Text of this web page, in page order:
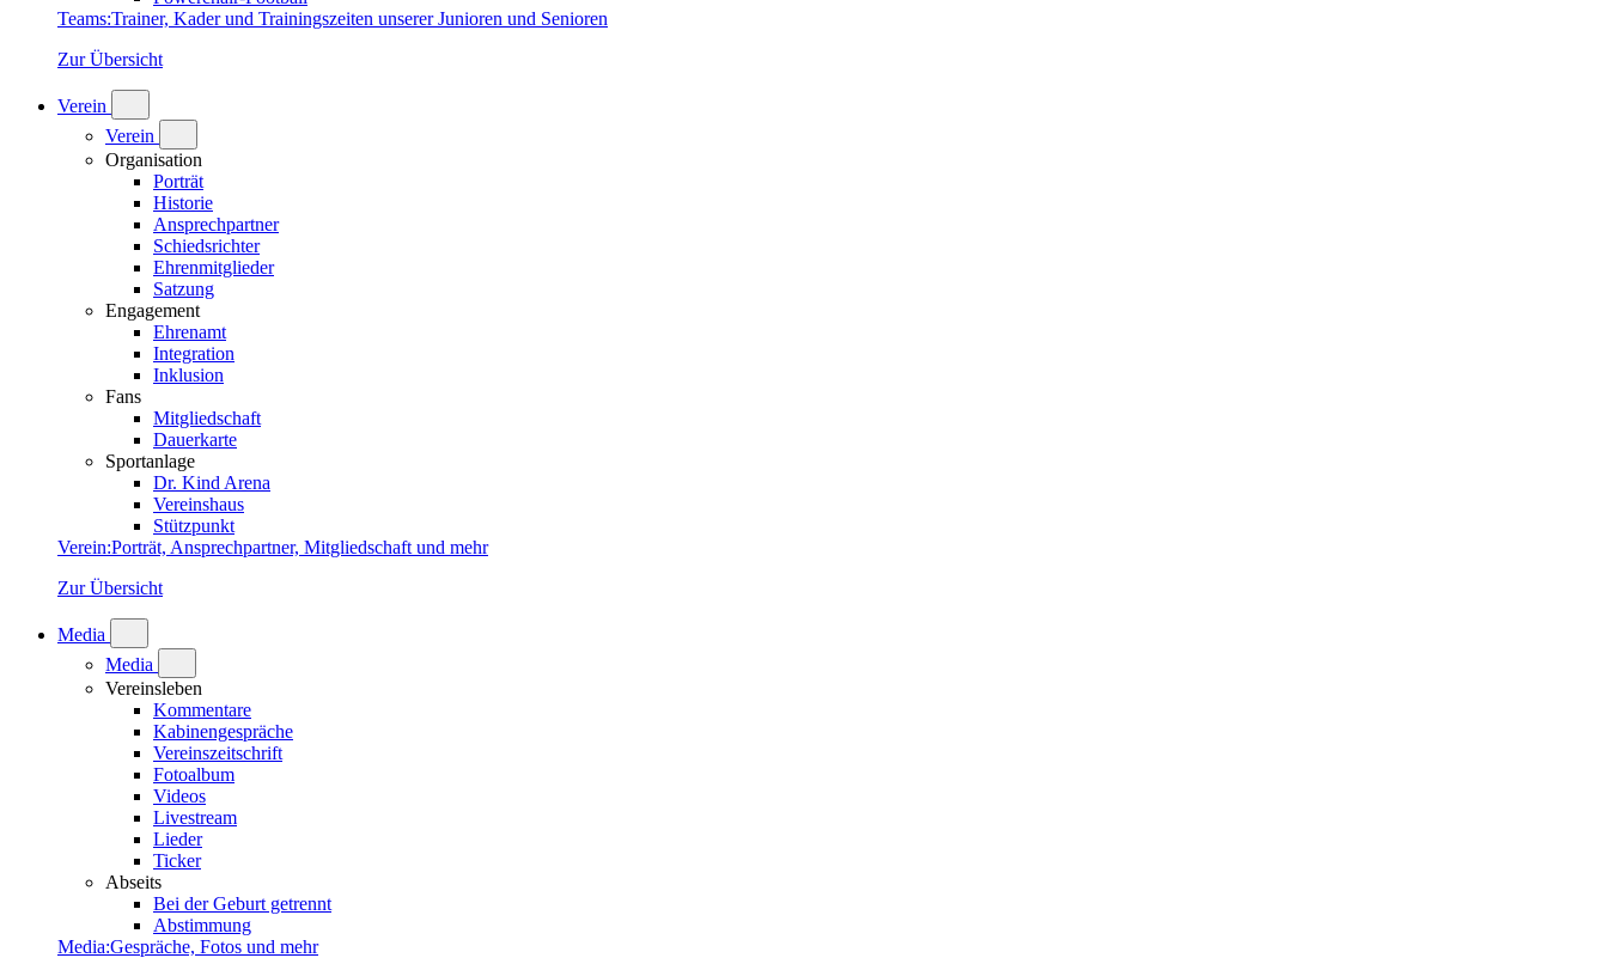
Teams:Trainer, Kader und Trainingszeiten unserer Junioren und Senioren
Zur Übersicht
Verein
Verein
Organisation
Porträt
Historie
Ansprechpartner
Schiedsrichter
Ehrenmitglieder
Satzung
Engagement
Ehrenamt
Integration
Inklusion
Fans
Mitgliedschaft
Dauerkarte
Sportanlage
Dr. Kind Arena
Vereinshaus
Stützpunkt
Verein:Porträt, Ansprechpartner, Mitgliedschaft und mehr
Zur Übersicht
Media
Media
Vereinsleben
Kommentare
Kabinengespräche
Vereinszeitschrift
Fotoalbum
Videos
Livestream
Lieder
Ticker
Abseits
Bei der Geburt getrennt
Abstimmung
Media:Gespräche, Fotos und mehr